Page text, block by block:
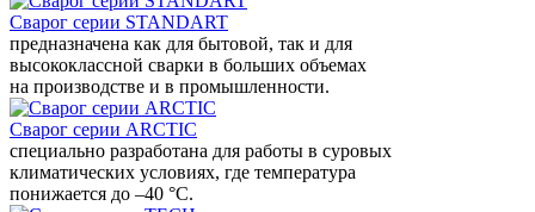
Сварог серии STANDART
предназначена как для бытовой, так и для
высококлассной сварки в больших объемах
на производстве и в промышленности.
Сварог серии ARCTIC
специально разработана для работы в суровых
климатических условиях, где температура
понижается до –40 °С.